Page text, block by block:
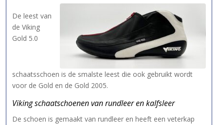
De leest van
de Viking
Gold 5.0
schaatsschoen is de smalste leest die ook gebruikt wordt
voor de Gold en de Gold 2005.
Viking schaatschoenen van rundleer en kalfsleer
De schoen is gemaakt van rundleer en heeft een veterkap